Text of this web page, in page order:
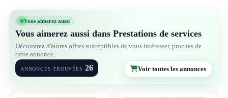
Vous aimerez aussi
Vous aimerez aussi dans Prestations de services
Découvrez d'autres offres susceptibles de vous intéresser, proches de
cette annonce.
ANNONCES TROUVÉES 26 Voir toutes les annonces